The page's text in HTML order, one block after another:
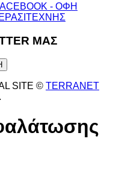
- ΟΦΗ
ΜΑΣ
SITE © TERRANET